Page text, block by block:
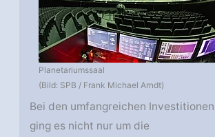
Planetariumssaal
(Bild: SPB / Frank Michael Arndt)
Bei den umfangreichen Investitionen
ging es nicht nur um die